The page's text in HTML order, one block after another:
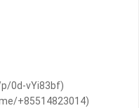
0d-vYi83bf)
+85514823014)